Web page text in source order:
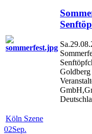
Köln Szene
02Sep.